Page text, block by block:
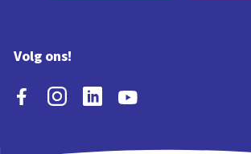
Volg ons!